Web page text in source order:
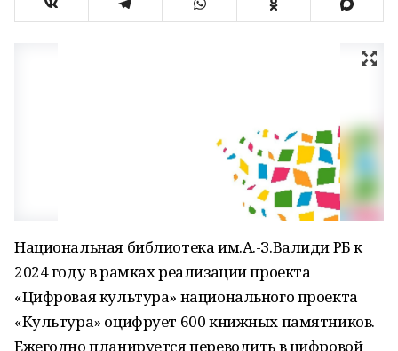
Национальная библиотека им.А.-З.Валиди РБ к
2024 году в рамках реализации проекта
«Цифровая культура» национального проекта
«Культура» оцифрует 600 книжных памятников.
Ежегодно планируется переводить в цифровой